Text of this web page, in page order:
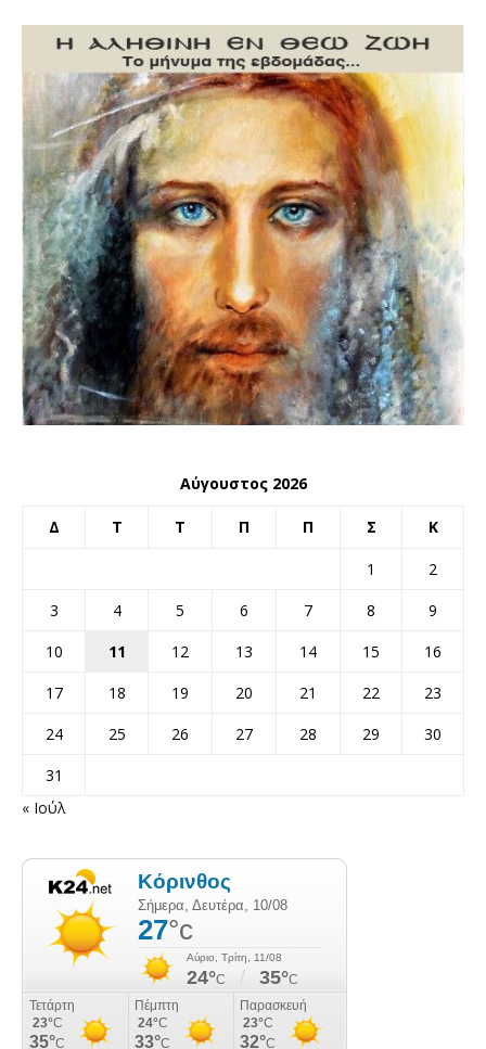
Αύγουστος 2026
Δ Τ Τ Π Π Σ Κ
1
2
3
4 5 6 7 8
9
10
11 12 13 14 15
16
17
18 19 20 21 22
23
24
25 26 27 28 29
30
31
« Ιούλ